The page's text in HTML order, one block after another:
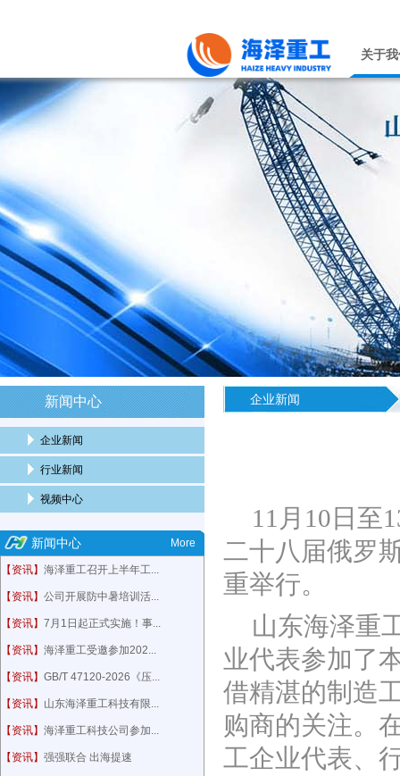
关于
新闻中心
企业新闻
行业新闻
视频中心
新闻中心 More
【资讯】 海泽重工召开上半年工...
【资讯】 公司开展防中暑培训活...
【资讯】 7月1日起正式实施！事...
【资讯】 海泽重工受邀参加202...
【资讯】 GB/T 47120-2026《压...
【资讯】 山东海泽重工科技有限...
【资讯】 海泽重工科技公司参加...
【资讯】 强强联合 出海提速
企业新闻
11月10日
二十八届俄罗
重举行。
山东海泽重
业代表参加了
借精湛的制造
购商的关注。
工企业代表、